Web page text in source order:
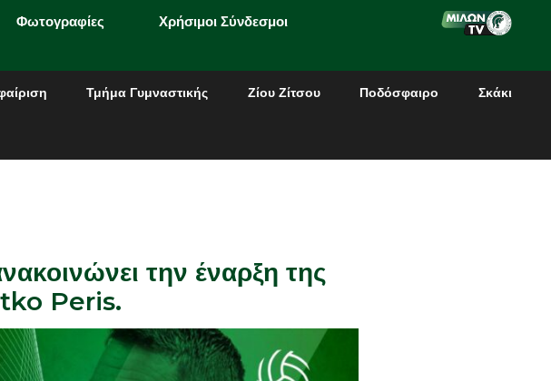
Φωτογραφίες
Χρήσιμοι Σύνδεσμοι
Τμήμα Γυμναστικής Ζίου Ζίτσου Ποδόσφαιρο Σκάκι
την έναρξη της
Peris.